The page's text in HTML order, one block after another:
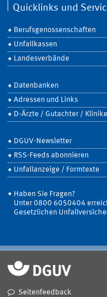
Quicklinks und
Berufsgenossenschaften
Unfallkassen
Landesverbände
Datenbanken
Adressen und Links
D-Ärzte / Gutachter /
DGUV-Newsletter
RSS-Feeds abonnieren
Unfallanzeige / Formtexte
Haben Sie Fragen?
Unter 0800 6050404
Gesetzlichen
Seitenfeedback